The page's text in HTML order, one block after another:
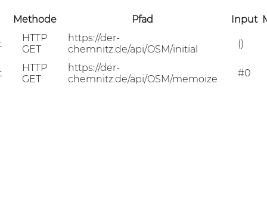
Methode Pfad Input
HTTP
GET
https://der-
chemnitz.de/api/OSM/initial
()
HTTP
GET
https://der-
chemnitz.de/api/OSM/memoize
#0